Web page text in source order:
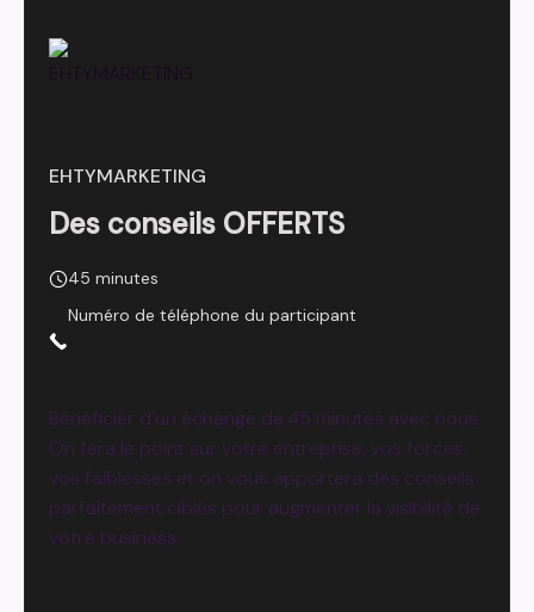
EHTYMARKETING
Des conseils OFFERTS
45 minutes
Numéro de téléphone du participant
Bénéficier d'un échange de 45 minutes avec nous.
On fera le point sur votre entreprise, vos forces,
vos faiblesses et on vous apportera des conseils
parfaitement ciblés pour augmenter la visibilité de
votre business.